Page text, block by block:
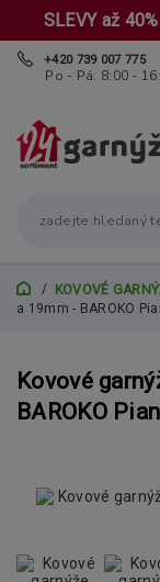
SLEVY až
+420 739 007 775
Po - Pá: 8:00 -
KOVOVÉ
a 19mm - BAROKO
Kovové
BAROKO